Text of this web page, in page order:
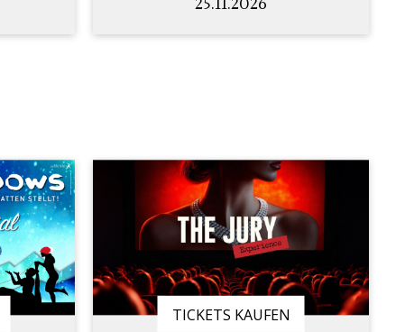
25.11.2026
TICKETS KAUFEN